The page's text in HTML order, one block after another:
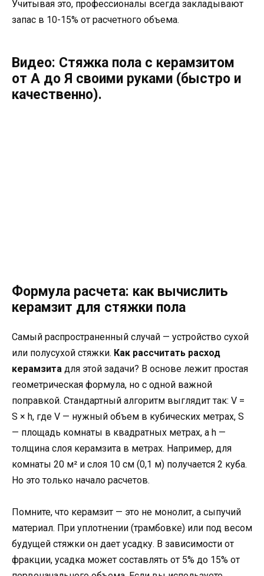
Учитывая это, профессионалы всегда закладывают
запас в 10-15% от расчетного объема.
Видео: Стяжка пола с керамзитом
от А до Я своими руками (быстро и
качественно).
Формула расчета: как вычислить
керамзит для стяжки пола
Самый распространенный случай — устройство сухой
или полусухой стяжки. Как рассчитать расход
керамзита для этой задачи? В основе лежит простая
геометрическая формула, но с одной важной
поправкой. Стандартный алгоритм выглядит так: V =
S × h, где V — нужный объем в кубических метрах, S
— площадь комнаты в квадратных метрах, а h —
толщина слоя керамзита в метрах. Например, для
комнаты 20 м² и слоя 10 см (0,1 м) получается 2 куба.
Но это только начало расчетов.
Помните, что керамзит — это не монолит, а сыпучий
материал. При уплотнении (трамбовке) или под весом
будущей стяжки он дает усадку. В зависимости от
фракции, усадка может составлять от 5% до 15% от